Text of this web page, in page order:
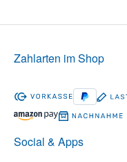
Social & Apps
Zahlarten im Shop